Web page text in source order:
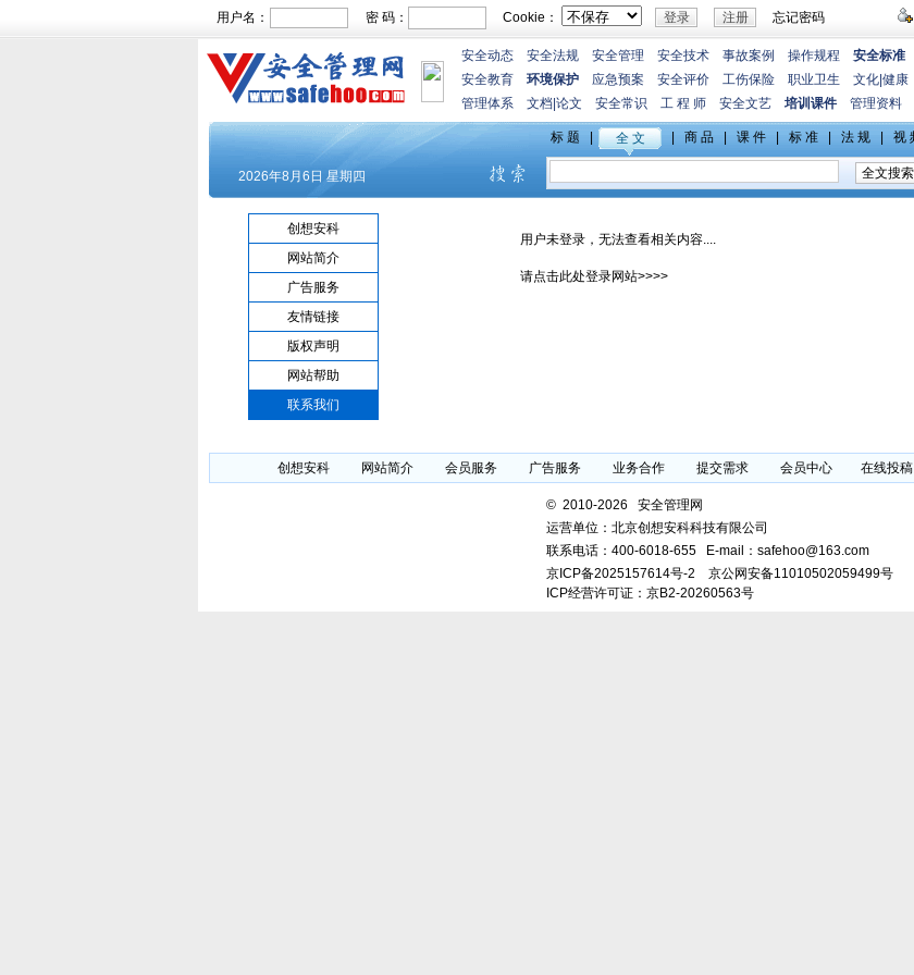
用户名： 密 码： Cookie： 忘记密码
安全动态 安全法规 安全管理 安全技术 事故案例 操作规程
安全标准
安全教育
环境保护 应急预案 安全评价 工伤保险 职业卫生 文化 健康
管理体系
文档 论文 安全常识 工 程 师 安全文艺 培训课件 管理资料
创想安科
网站简介
广告服务
友情链接
版权声明
网站帮助
联系我们
用户未登录，无法查看相关内容....
请点击此处登录网站>>>>
创想安科 网站简介 会员服务 广告服务 业务合作 提交需求 会员中心 在线投稿
© 2010-2026 安全管理网
运营单位：北京创想安科科技有限公司
联系电话： 400-6018-655 E-mail：safehoo@163.com
京ICP备2025157614号-2
京公网安备11010502059499号
ICP经营许可证：京B2-20260563号